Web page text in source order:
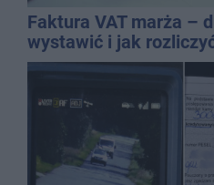
Faktura VAT marża –
wystawić i jak